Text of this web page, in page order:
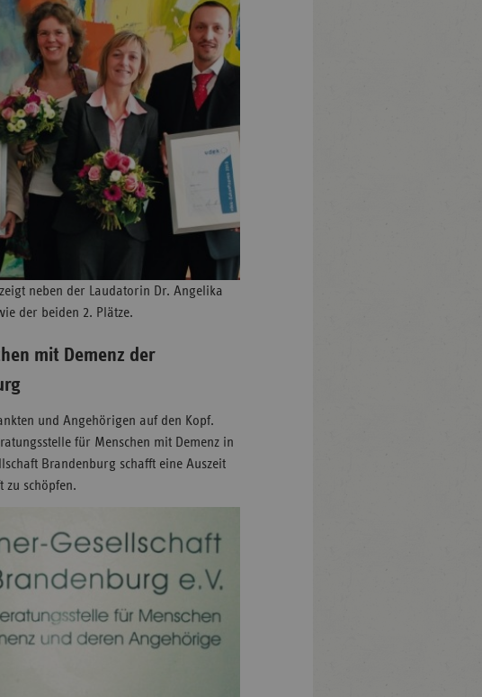
neben der Laudatorin Dr. Angelika
der beiden 2. Plätze.
mit Demenz der
und Angehörigen auf den Kopf.
für Menschen mit Demenz in
Brandenburg schafft eine Auszeit
zu schöpfen.